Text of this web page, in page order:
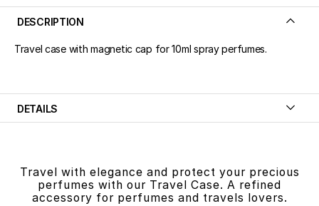
DESCRIPTION
Travel case with magnetic cap for 10ml spray perfumes.
DETAILS
Travel with elegance and protect your precious
perfumes with our Travel Case. A refined
accessory for perfumes and travels lovers.